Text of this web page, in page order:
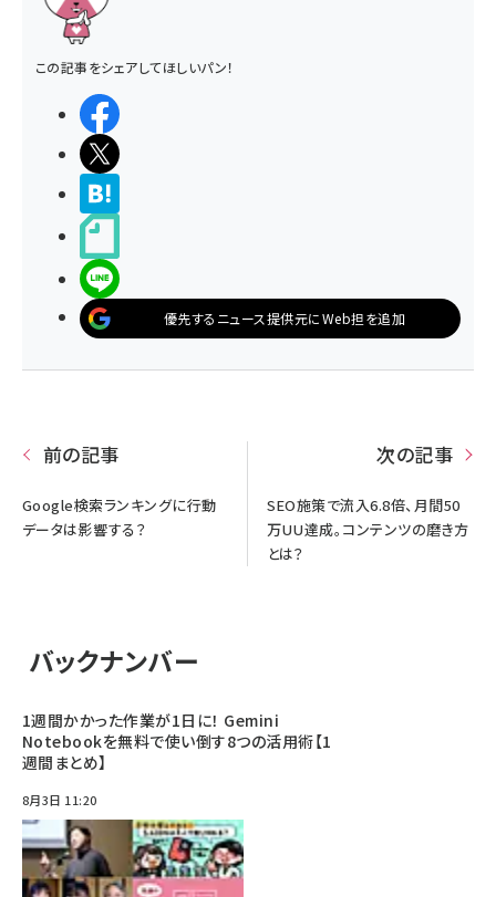
この記事をシェアしてほしいパン！
優先するニュース提供元にWeb担を追加
前の記事
Google検索ランキングに行動
データは影響する？
次の記事
SEO施策で流入6.8倍、月間50
万UU達成。コンテンツの磨き方
とは？
バックナンバー
1週間かかった作業が1日に！ Gemini
Notebookを無料で使い倒す8つの活用術【1
週間まとめ】
8月3日 11:20